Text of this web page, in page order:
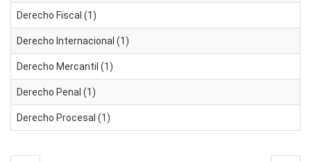
Derecho Fiscal (1)
Derecho Internacional (1)
Derecho Mercantil (1)
Derecho Penal (1)
Derecho Procesal (1)